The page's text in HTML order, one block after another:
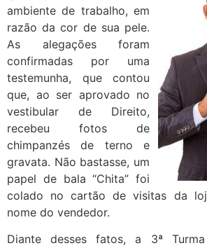
ambiente de trabalho, em
razão da cor de sua pele.
As alegações foram
confirmadas por uma
testemunha, que contou
que, ao ser aprovado no
vestibular de Direito,
recebeu fotos de
chimpanzés de terno e
gravata. Não bastasse, um
papel de bala “Chita” foi
colado no cartão de visitas da
nome do vendedor.
Diante desses fatos, a 3ª